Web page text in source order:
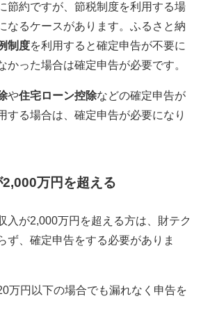
節約ですが、節税制度を利用する場
なるケースがあります。ふるさと納
制度を利用すると確定申告が不要に
かった場合は確定申告が必要です。
や住宅ローン控除などの確定申告が
する場合は、確定申告が必要になり
万円を超える
入が2,000万円を超える方は、財テク
ず、確定申告をする必要がありま
万円以下の場合でも漏れなく申告を